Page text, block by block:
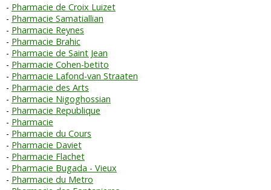
Pharmacie de Croix Luizet
Pharmacie Samatiallian
Pharmacie Reynes
Pharmacie Brahic
Pharmacie de Saint Jean
Pharmacie Cohen-betito
Pharmacie Lafond-van Straaten
Pharmacie des Arts
Pharmacie Nigoghossian
Pharmacie Republique
Pharmacie
Pharmacie du Cours
Pharmacie Daviet
Pharmacie Flachet
Pharmacie Bugada - Vieux
Pharmacie du Metro